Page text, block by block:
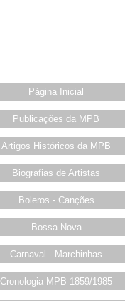
Página Inicial
Publicações da MPB
Artigos Históricos da MPB
Biografias de Artistas
Boleros - Canções
Bossa Nova
Carnaval - Marchinhas
Cronologia MPB 1859/1985